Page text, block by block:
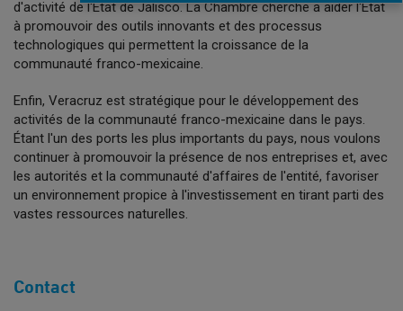
d'activité de l'État de Jalisco. La Chambre cherche à aider l'État
à promouvoir des outils innovants et des processus
technologiques qui permettent la croissance de la
communauté franco-mexicaine.
Enfin, Veracruz est stratégique pour le développement des
activités de la communauté franco-mexicaine dans le pays.
Étant l'un des ports les plus importants du pays, nous voulons
continuer à promouvoir la présence de nos entreprises et, avec
les autorités et la communauté d'affaires de l'entité, favoriser
un environnement propice à l'investissement en tirant parti des
vastes ressources naturelles.
Contact